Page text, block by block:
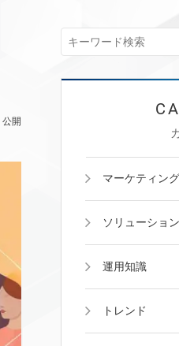
公開
マーケティング
ソリューション
運用知識
トレンド